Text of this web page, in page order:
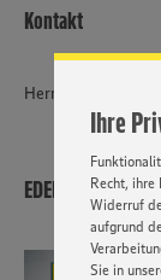
Ihre
Cookies
Basis
Recht,
Widerruf
aufgrund
Sie in
Kontakt
Herr Normen
EDEKA